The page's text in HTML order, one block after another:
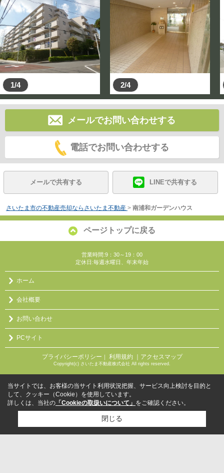
1/4 2/4
メールでお問い合わせする
電話でお問い合わせする
メールで共有する LINEで共有する
さいたま市の不動産売却ならさいたま不動産 > 南浦和ガーデンハウス
ページトップに戻る
営業時間:9：30～19：00
定休日:毎週水曜日、年末年始
ホーム
会社概要
お問い合わせ
PCサイト
プライバシーポリシー ｜ 利用規約 ｜アクセスマップ
Copyright(c) さいたま不動産株式会社 All rights reserved.
当サイトでは、お客様の当サイト利用状況把握、サービス向上検討を目的と
して、クッキー（Cookie）を使用しています。
詳しくは、当社の 「Cookieの取扱いについて」 をご確認ください。
閉じる